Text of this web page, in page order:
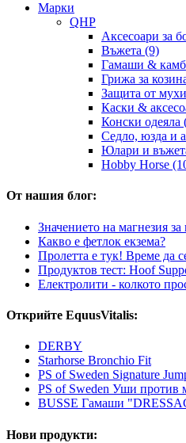
Марки
QHP
Аксесоари за
Въжета (9)
Гамаши &
Грижа за
Защита от
Каски &
Конски одеяла
Седло, юзда и
Юлари и
Hobby Horse
От нашия блог:
Значението на магнезия за
Какво е фетлок екзема?
Пролетта е тук! Време да
Продуктов тест: Hoof
Електролити - колкото
Открийте EquusVitalis:
DERBY
Starhorse Bronchio Fit
PS of Sweden Signature
PS of Sweden Уши против
BUSSE Гамаши
Нови продукти: